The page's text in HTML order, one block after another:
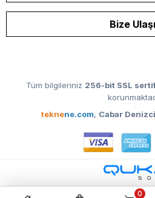
Bize
Tüm bilgileriniz 256-bit SSL
teknene.com, Cabar
0